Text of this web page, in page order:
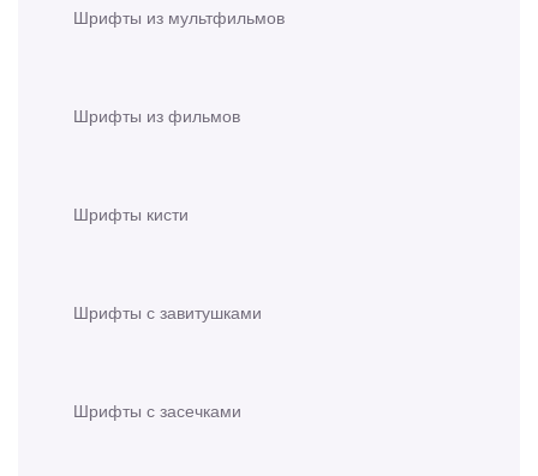
Шрифты из мультфильмов
Шрифты из фильмов
Шрифты кисти
Шрифты с завитушками
Шрифты с засечками